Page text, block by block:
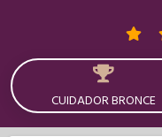
CUIDADOR BRONCE